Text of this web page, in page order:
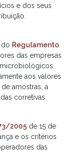
e dos seus
do Regulamento
das empresas
aos valores
amostras, a
corretivas.
2005 de 15 de
e os critérios
das